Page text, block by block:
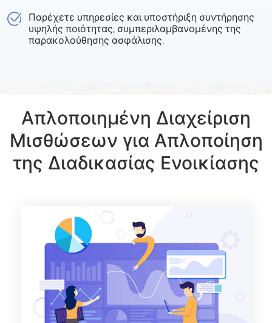
Παρέχετε υπηρεσίες και υποστήριξη συντήρησης
υψηλής ποιότητας, συμπεριλαμβανομένης της
παρακολούθησης ασφάλισης.
Απλοποιημένη Διαχείριση
Μισθώσεων για Απλοποίηση
της Διαδικασίας Ενοικίασης